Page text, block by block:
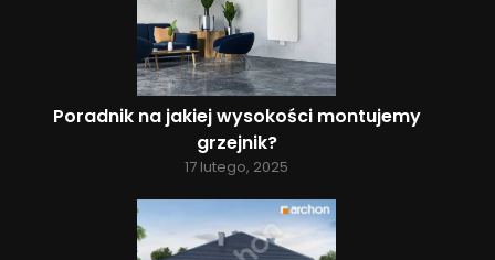
Poradnik na jakiej wysokości montujemy
grzejnik?
17 lutego, 2025